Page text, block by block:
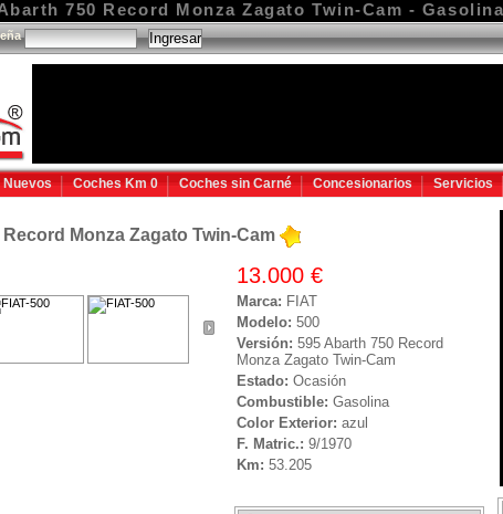
750 Record Monza Zagato Twin-Cam -
Nuevos Coches Km 0 Coches sin Carné Concesionarios Servicios
Record Monza Zagato Twin-Cam
13.000 €
Marca: FIAT
Modelo: 500
Versión: 595 Abarth 750 Record
Monza Zagato Twin-Cam
Estado: Ocasión
Combustible: Gasolina
Color Exterior: azul
F. Matric.: 9/1970
Km: 53.205